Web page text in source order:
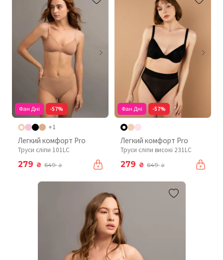
Фан Дні -57%
+1
Легкий комфорт Pro
Труси сліпи 101LC
279 ₴ 649₴
Фан Дні -57%
Легкий комфорт Pro
Труси сліпи високі 231LC
279 ₴ 649₴